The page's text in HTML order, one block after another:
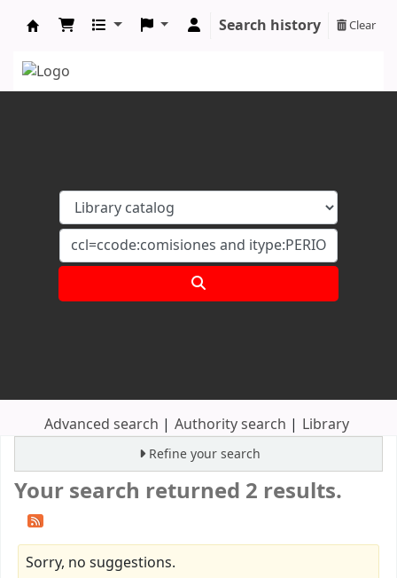
Search history Clear
Advanced search Authority search Library
Refine your search
Your search returned 2 results.
Sorry, no suggestions.